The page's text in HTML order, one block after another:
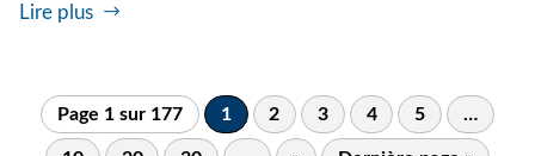
Lire plus
Page 1 sur 177 1 2 3 4 5 …